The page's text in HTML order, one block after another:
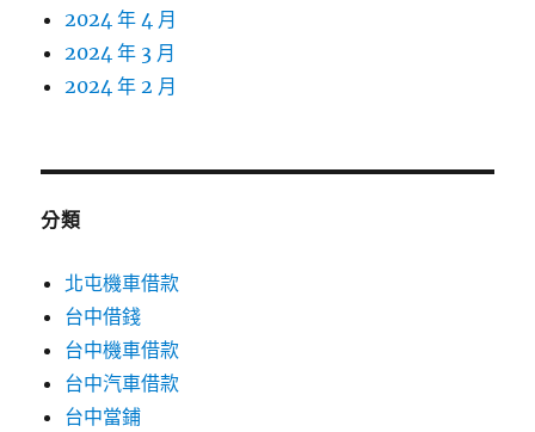
2024 年 4 月
2024 年 3 月
2024 年 2 月
分類
北屯機車借款
台中借錢
台中機車借款
台中汽車借款
台中當鋪